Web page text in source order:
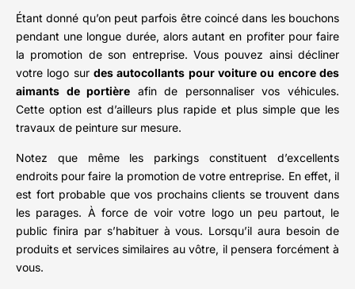
Étant donné qu’on peut parfois être coincé dans les bouchons
pendant une longue durée, alors autant en profiter pour faire
la promotion de son entreprise. Vous pouvez ainsi décliner
votre logo sur des autocollants pour voiture ou encore des
aimants de portière afin de personnaliser vos véhicules.
Cette option est d’ailleurs plus rapide et plus simple que les
travaux de peinture sur mesure.
Notez que même les parkings constituent d’excellents
endroits pour faire la promotion de votre entreprise. En effet, il
est fort probable que vos prochains clients se trouvent dans
les parages. À force de voir votre logo un peu partout, le
public finira par s’habituer à vous. Lorsqu’il aura besoin de
produits et services similaires au vôtre, il pensera forcément à
vous.